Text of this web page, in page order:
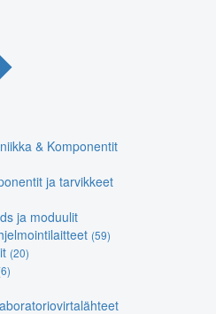
& Komponentit
ja tarvikkeet
ja moduulit
(59)
(20)